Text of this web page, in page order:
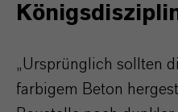
„Ursprünglich sollten
farbigem Beton